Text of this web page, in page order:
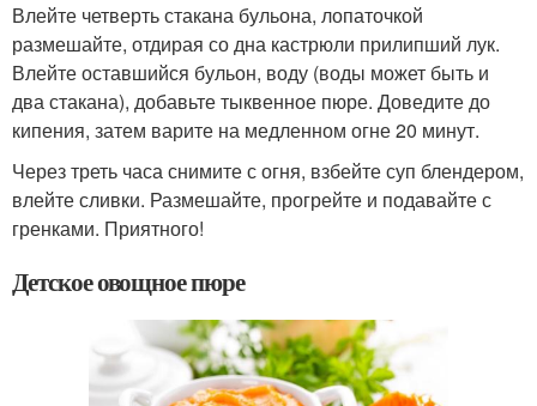
Влейте четверть стакана бульона, лопаточкой
размешайте, отдирая со дна кастрюли прилипший лук.
Влейте оставшийся бульон, воду (воды может быть и
два стакана), добавьте тыквенное пюре. Доведите до
кипения, затем варите на медленном огне 20 минут.
Через треть часа снимите с огня, взбейте суп блендером,
влейте сливки. Размешайте, прогрейте и подавайте с
гренками. Приятного!
Детское овощное пюре